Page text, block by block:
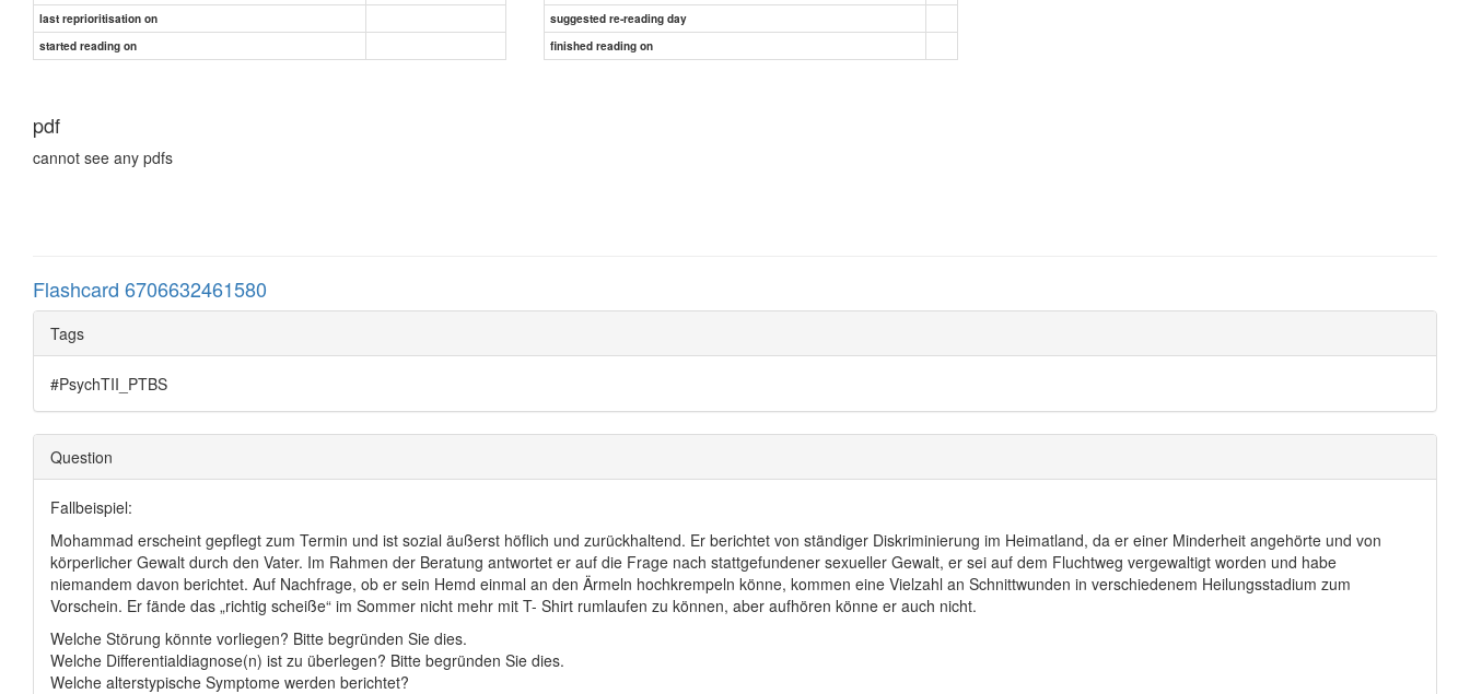
last reprioritisation on
suggested re-reading day
started reading on
finished reading on
pdf
cannot see any pdfs
Flashcard 6706632461580
Tags
#PsychTII_PTBS
Question
Fallbeispiel:
Mohammad erscheint gepflegt zum Termin und ist sozial äußerst höflich und zurückhaltend. Er berichtet von ständiger Diskriminierung im Heimatland, da er einer Minderheit angehörte und von
körperlicher Gewalt durch den Vater. Im Rahmen der Beratung antwortet er auf die Frage nach stattgefundener sexueller Gewalt, er sei auf dem Fluchtweg vergewaltigt worden und habe
niemandem davon berichtet. Auf Nachfrage, ob er sein Hemd einmal an den Ärmeln hochkrempeln könne, kommen eine Vielzahl an Schnittwunden in verschiedenem Heilungsstadium zum
Vorschein. Er fände das „richtig scheiße“ im Sommer nicht mehr mit T- Shirt rumlaufen zu können, aber aufhören könne er auch nicht.
Welche Störung könnte vorliegen? Bitte begründen Sie dies.
Welche Differentialdiagnose(n) ist zu überlegen? Bitte begründen Sie dies.
Welche alterstypische Symptome werden berichtet?